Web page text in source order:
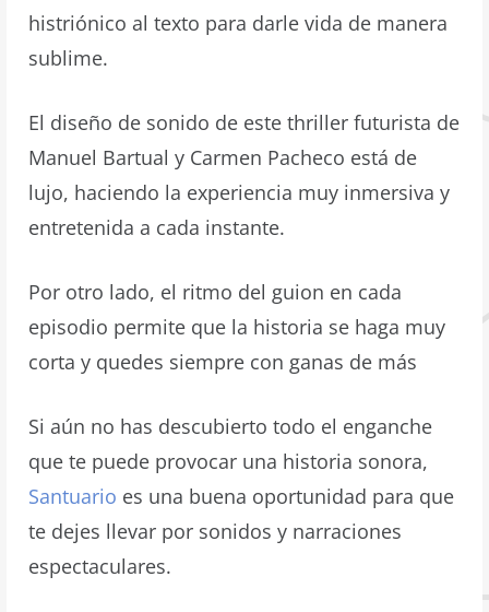
histriónico al texto para darle vida de manera
sublime.
El diseño de sonido de este thriller futurista de
Manuel Bartual y Carmen Pacheco está de
lujo, haciendo la experiencia muy inmersiva y
entretenida a cada instante.
Por otro lado, el ritmo del guion en cada
episodio permite que la historia se haga muy
corta y quedes siempre con ganas de más
Si aún no has descubierto todo el enganche
que te puede provocar una historia sonora,
Santuario es una buena oportunidad para que
te dejes llevar por sonidos y narraciones
espectaculares.